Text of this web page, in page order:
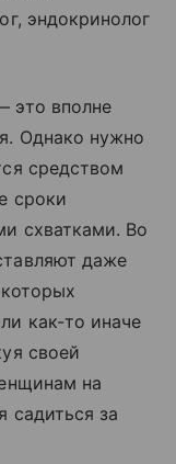
эндокринолог
это вполне
Однако нужно
средством
сроки
схватками. Во
даже
как-то иначе
своей
на
садиться за